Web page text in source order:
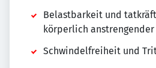
Belastbarkeit und
körperlich
Schwindelfreiheit und